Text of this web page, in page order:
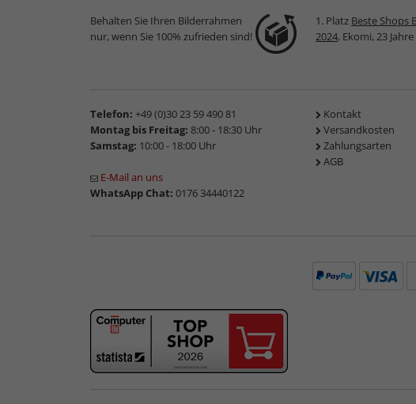
Behalten Sie Ihren Bilderrahmen
nur, wenn Sie 100% zufrieden sind!
1. Platz Beste Shops
2024, Ekomi, 23
Telefon: +49 (0)30 23 59 490 81
Montag bis Freitag: 8:00 - 18:30 Uhr
Samstag: 10:00 - 18:00 Uhr
E-Mail an uns
WhatsApp Chat: 0176 34440122
Kontakt
Versandkosten
Zahlungsarten
AGB